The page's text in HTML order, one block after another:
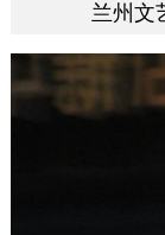
兰州文